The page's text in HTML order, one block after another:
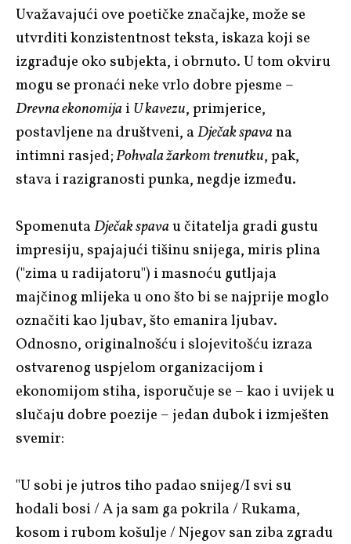
Uvažavajući ove poetičke značajke, može se
utvrditi konzistentnost teksta, iskaza koji se
izgrađuje oko subjekta, i obrnuto. U tom okviru
mogu se pronaći neke vrlo dobre pjesme –
Drevna ekonomijaiU kavezu, primjerice,
postavljene na društveni, aDječak spavana
intimni rasjed;Pohvala žarkom trenutku, pak,
stava i razigranosti punka, negdje između.
SpomenutaDječak spavau čitatelja gradi gustu
impresiju, spajajući tišinu snijega, miris plina
("zima u radijatoru") i masnoću gutljaja
majčinog mlijeka u ono što bi se najprije moglo
označiti kao ljubav, što emanira ljubav.
Odnosno, originalnošću i slojevitošću izraza
ostvarenog uspjelom organizacijom i
ekonomijom stiha, isporučuje se – kao i uvijek u
slučaju dobre poezije – jedan dubok i izmješten
svemir:
"U sobi je jutros tiho padao snijeg/I svi su
hodali bosi / A ja sam ga pokrila / Rukama,
kosom i rubom košulje / Njegov san ziba zgradu